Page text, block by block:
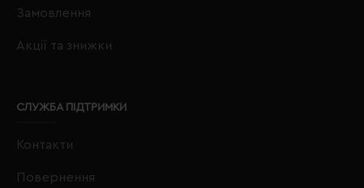
Замовлення
Акції та знижки
СЛУЖБА ПІДТРИМКИ
Контакти
Повернення